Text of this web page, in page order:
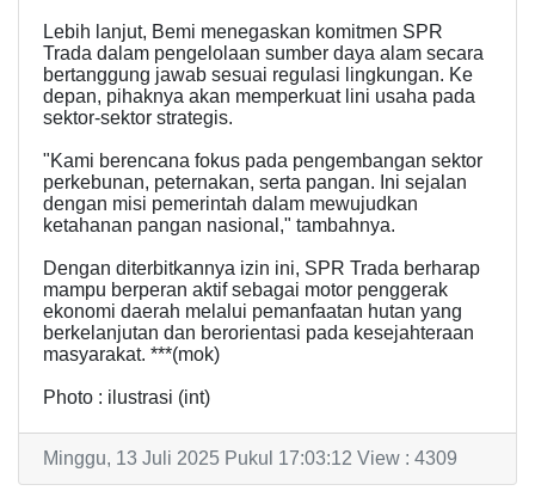
Lebih lanjut, Bemi menegaskan komitmen SPR
Trada dalam pengelolaan sumber daya alam secara
bertanggung jawab sesuai regulasi lingkungan. Ke
depan, pihaknya akan memperkuat lini usaha pada
sektor-sektor strategis.
"Kami berencana fokus pada pengembangan sektor
perkebunan, peternakan, serta pangan. Ini sejalan
dengan misi pemerintah dalam mewujudkan
ketahanan pangan nasional," tambahnya.
Dengan diterbitkannya izin ini, SPR Trada berharap
mampu berperan aktif sebagai motor penggerak
ekonomi daerah melalui pemanfaatan hutan yang
berkelanjutan dan berorientasi pada kesejahteraan
masyarakat. ***(mok)
Photo : ilustrasi (int)
Minggu, 13 Juli 2025 Pukul 17:03:12 View : 4309